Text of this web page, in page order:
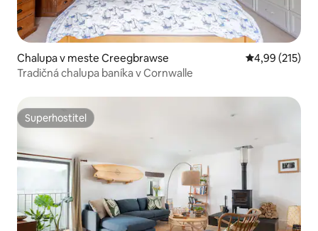
Chalupa v meste Creegbrawse Priemerné
4,99 (215)
Tradičná chalupa baníka v Cornwalle
Superhostiteľ
Superhostiteľ